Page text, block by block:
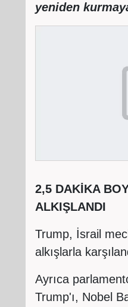
yeniden
2,5 DAKİKA
ALKIŞLANDI
Trump, İsrail
alkışlarla
Ayrıca
Trump'ı, Nobel